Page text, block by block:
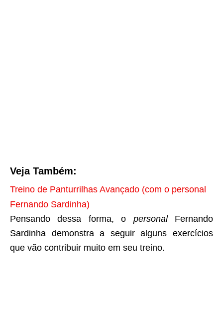
Veja Também:
Treino de Panturrilhas Avançado (com o personal
Fernando Sardinha)
Pensando dessa forma, o personal Fernando
Sardinha demonstra a seguir alguns exercícios
que vão contribuir muito em seu treino.